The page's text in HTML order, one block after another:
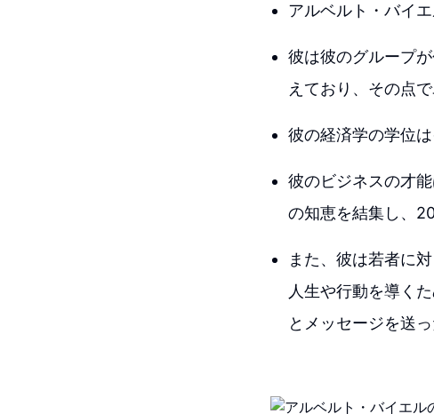
アルベルト・バイ
彼は彼のグループ
えており、その点で
彼の経済学の学位
彼のビジネスの才
の知恵を結集し、
また、彼は若者に
人生や行動を導く
とメッセージを送っ